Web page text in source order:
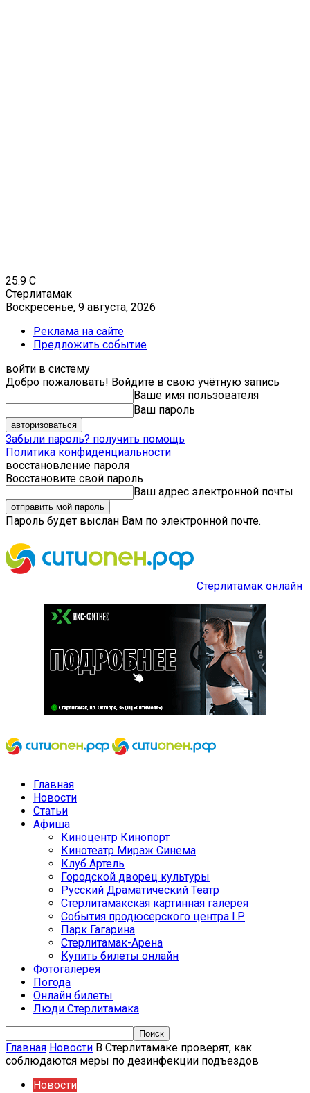
25.9 C
Стерлитамак
Воскресенье, 9 августа, 2026
Реклама на сайте
Предложить событие
войти в систему
Добро пожаловать! Войдите в свою учётную запись
Ваше имя пользователя
Ваш пароль
Забыли пароль? получить помощь
Политика конфиденциальности
восстановление пароля
Восстановите свой пароль
Ваш адрес электронной почты
Пароль будет выслан Вам по электронной почте.
Стерлитамак онлайн
Главная
Новости
Статьи
Афиша
Киноцентр Кинопорт
Кинотеатр Мираж Синема
Клуб Артель
Городской дворец культуры
Русский Драматический Театр
Стерлитамакская картинная галерея
События продюсерского центра I.P.
Парк Гагарина
Стерлитамак-Арена
Купить билеты онлайн
Фотогалерея
Погода
Онлайн билеты
Люди Стерлитамака
Главная Новости В Стерлитамаке проверят, как
соблюдаются меры по дезинфекции подъездов
Новости